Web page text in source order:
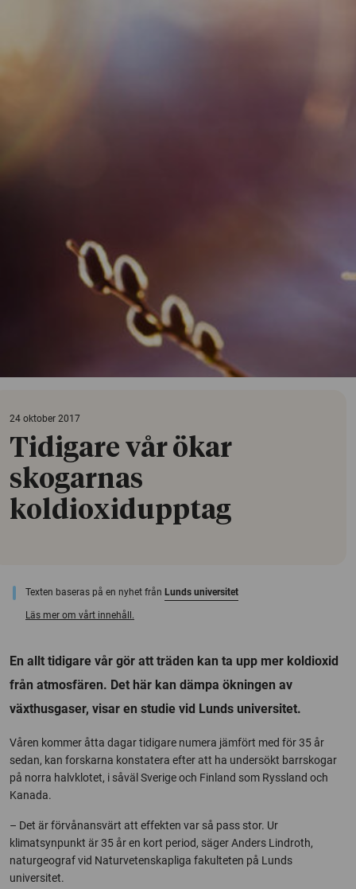
24 oktober 2017
Tidigare vår ökar
skogarnas
koldioxidupptag
Texten baseras på en nyhet från Lunds universitet
Läs mer om vårt innehåll.
En allt tidigare vår gör att träden kan ta upp mer koldioxid
från atmosfären. Det här kan dämpa ökningen av
växthusgaser, visar en studie vid Lunds universitet.
Våren kommer åtta dagar tidigare numera jämfört med för 35 år
sedan, kan forskarna konstatera efter att ha undersökt barrskogar
på norra halvklotet, i såväl Sverige och Finland som Ryssland och
Kanada.
– Det är förvånansvärt att effekten var så pass stor. Ur
klimatsynpunkt är 35 år en kort period, säger Anders Lindroth,
naturgeograf vid Naturvetenskapliga fakulteten på Lunds
universitet.